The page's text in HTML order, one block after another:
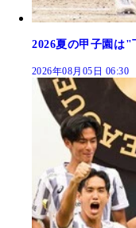
2026夏の甲子園は"
2026年08月05日 06:30